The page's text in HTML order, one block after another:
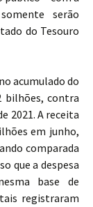
serão
do Tesouro
acumulado do
bilhões, contra
2021. A receita
em junho,
comparada
que a despesa
base de
registraram